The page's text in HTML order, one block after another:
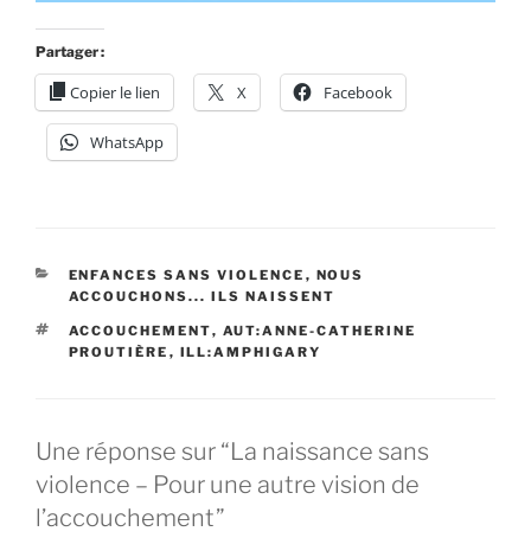
Partager :
Copier le lien X Facebook
WhatsApp
CATÉGORIES
ENFANCES SANS VIOLENCE , NOUS
ACCOUCHONS... ILS NAISSENT
ÉTIQUETTES
ACCOUCHEMENT, AUT:ANNE-CATHERINE
PROUTIÈRE , ILL:AMPHIGARY
Une réponse sur “La naissance sans
violence – Pour une autre vision de
l’accouchement”